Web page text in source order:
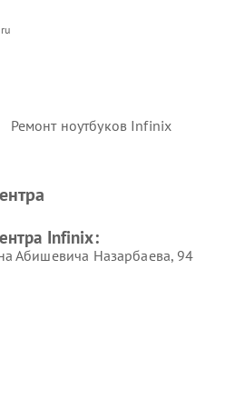
Ремонт ноутбуков Infinix
Infinix:
Абишевича Назарбаева, 94